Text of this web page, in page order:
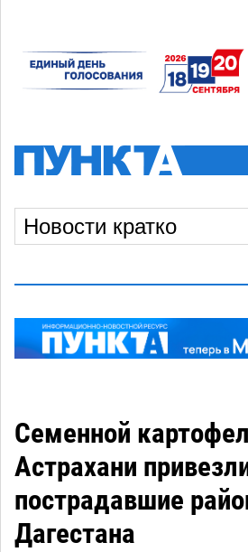
Семенной
Астрахани
пострадавшие
Дагестана